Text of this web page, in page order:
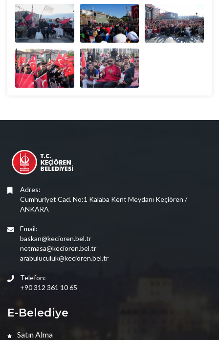
Adres:
Cumhuriyet Cad. No:1 Kalaba Kent Meydanı Keçiören /
ANKARA
Email:
baskan@kecioren.bel.tr
netmasa@kecioren.bel.tr
arabuluculuk@kecioren.bel.tr
Telefon:
+90 312 361 10 65
E-Belediye
Satın Alma